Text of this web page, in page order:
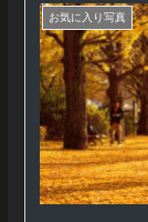
お気に入り写真